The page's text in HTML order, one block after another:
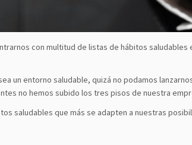
con multitud de listas de hábitos
un entorno saludable, quizá no podamos
no hemos subido los tres pisos de nuestra
saludables que más se adapten a nuestras